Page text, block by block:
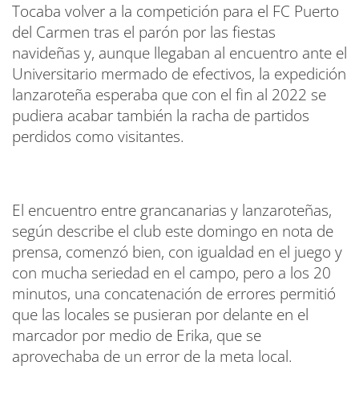
Tocaba volver a la competición para el FC Puerto
del Carmen tras el parón por las fiestas
navideñas y, aunque llegaban al encuentro ante el
Universitario mermado de efectivos, la expedición
lanzaroteña esperaba que con el fin al 2022 se
pudiera acabar también la racha de partidos
perdidos como visitantes.
El encuentro entre grancanarias y lanzaroteñas,
según describe el club este domingo en nota de
prensa, comenzó bien, con igualdad en el juego y
con mucha seriedad en el campo, pero a los 20
minutos, una concatenación de errores permitió
que las locales se pusieran por delante en el
marcador por medio de Erika, que se
aprovechaba de un error de la meta local.